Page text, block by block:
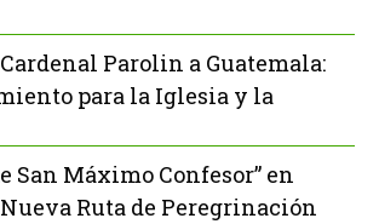
Parolin a Guatemala:
para la Iglesia y la
San Máximo Confesor” en
Ruta de Peregrinación